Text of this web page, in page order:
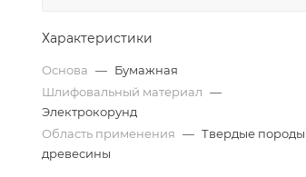
Характеристики
Основа — Бумажная
Шлифовальный материал —
Электрокорунд
Область применения — Твердые породы
древесины